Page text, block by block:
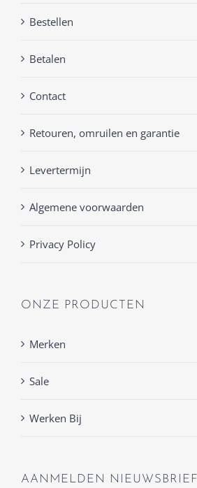
Bestellen
Betalen
Contact
Retouren, omruilen en garantie
Levertermijn
Algemene voorwaarden
Privacy Policy
ONZE PRODUCTEN
Merken
Sale
Werken Bij
AANMELDEN NIEUWSBRIEF